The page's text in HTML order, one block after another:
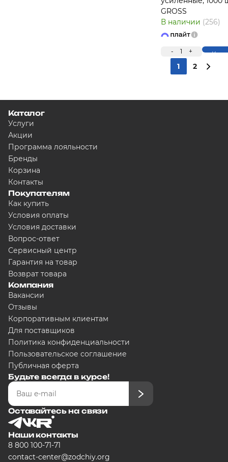
GROSS
В наличии (256)
- 1 +
1 2
Каталог
Услуги
Акции
Программа лояльности
Бренды
Корзина
Контакты
Покупателям
Как купить
Условия оплаты
Условия доставки
Вопрос-ответ
Сервисный центр
Гарантия на товар
Возврат товара
Компания
Вакансии
Отзывы
Корпоративным клиентам
Для поставщиков
Политика конфиденциальности
Пользовательское соглашение
Публичная оферта
Будьте всегда в курсе!
Оставайтесь на связи
Наши контакты
8 800 100-71-71
contact-center@zodchiy.org